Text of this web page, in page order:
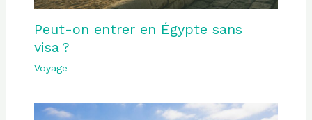
Peut-on entrer en Égypte sans
visa ?
Voyage